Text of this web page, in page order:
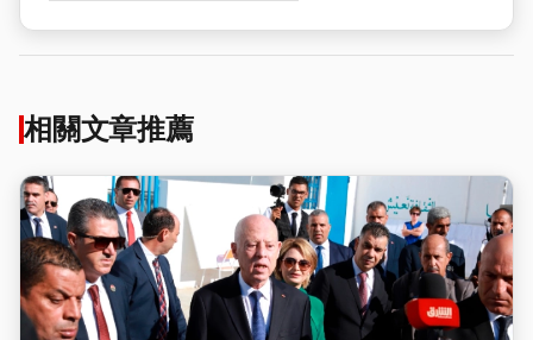
相關文章推薦